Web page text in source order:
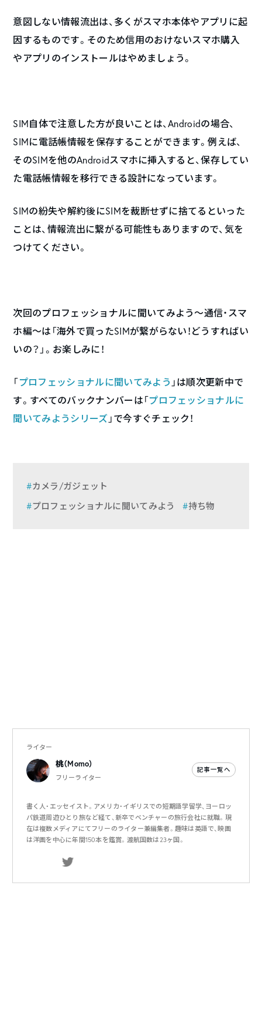
意図しない情報流出は、多くがスマホ本体やアプリに起
因するものです。そのため信用のおけないスマホ購入
やアプリのインストールはやめましょう。
SIM自体で注意した方が良いことは、Androidの場合、
SIMに電話帳情報を保存することができます。例えば、
そのSIMを他のAndroidスマホに挿入すると、保存してい
た電話帳情報を移行できる設計になっています。
SIMの紛失や解約後にSIMを裁断せずに捨てるといった
ことは、情報流出に繋がる可能性もありますので、気を
つけてください。
次回のプロフェッショナルに聞いてみよう〜通信・スマ
ホ編〜は「海外で買ったSIMが繋がらない！どうすればい
いの？」。お楽しみに！
「プロフェッショナルに聞いてみよう 」は順次更新中で
す。すべてのバックナンバーは「プロフェッショナルに
聞いてみようシリーズ 」で今すぐチェック！
カメラ/ガジェット
プロフェッショナルに聞いてみよう
持ち物
ライター
桃（Momo）
フリーライター
記事一覧へ
書く人・エッセイスト。アメリカ・イギリスでの短期語学留学、ヨーロッ
パ鉄道周遊ひとり旅など経て、新卒でベンチャーの旅行会社に就職。現
在は複数メディアにてフリーのライター兼編集者。趣味は英語で、映画
は洋画を中心に年間150本を鑑賞。渡航国数は23ヶ国。